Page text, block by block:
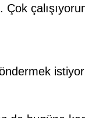
Çok